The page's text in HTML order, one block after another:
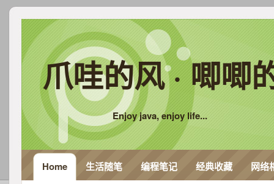
爪哇的风 · 唧唧
Enjoy java, enjoy life...
Home 生活随笔 编程笔记 经典收藏 网络